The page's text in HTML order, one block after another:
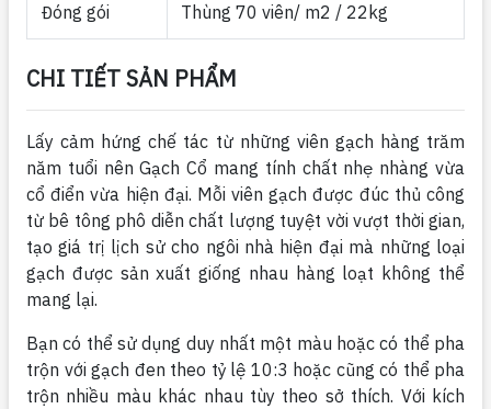
Đóng gói Thùng 70 viên/ m2 / 22kg
CHI TIẾT SẢN PHẨM
Lấy cảm hứng chế tác từ những viên gạch hàng trăm
năm tuổi nên Gạch Cổ mang tính chất nhẹ nhàng vừa
cổ điển vừa hiện đại. Mỗi viên gạch được đúc thủ công
từ bê tông phô diễn chất lượng tuyệt vời vượt thời gian,
tạo giá trị lịch sử cho ngôi nhà hiện đại mà những loại
gạch được sản xuất giống nhau hàng loạt không thể
mang lại.
Bạn có thể sử dụng duy nhất một màu hoặc có thể pha
trộn với gạch đen theo tỷ lệ 10:3 hoặc cũng có thể pha
trộn nhiều màu khác nhau tùy theo sở thích. Với kích